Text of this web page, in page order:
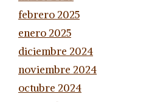
febrero 2025
enero 2025
diciembre 2024
noviembre 2024
octubre 2024